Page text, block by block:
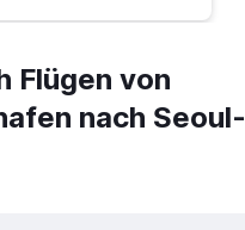
Flügen von
nach Seoul-